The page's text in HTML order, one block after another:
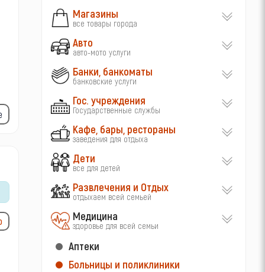
Магазины
все товары города
Авто
авто-мото услуги
Банки, банкоматы
банковские услуги
Гос. учреждения
Государственные службы
Кафе, бары, рестораны
заведения для отдыха
Дети
все для детей
Развлечения и Отдых
отдыхаем всей семьей
Медицина
здоровье для всей семьи
Аптеки
Больницы и поликлиники